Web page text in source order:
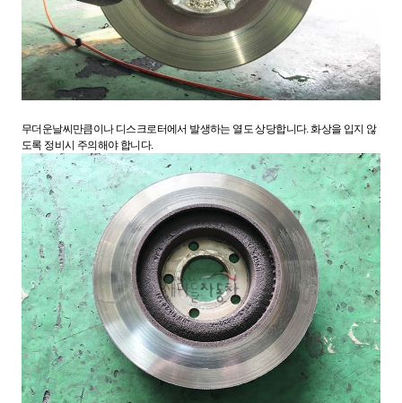
무더운날씨만큼이나 디스크로터에서 발생하는 열도 상당합니다. 화상을 입지 않
도록 정비시 주의해야 합니다.